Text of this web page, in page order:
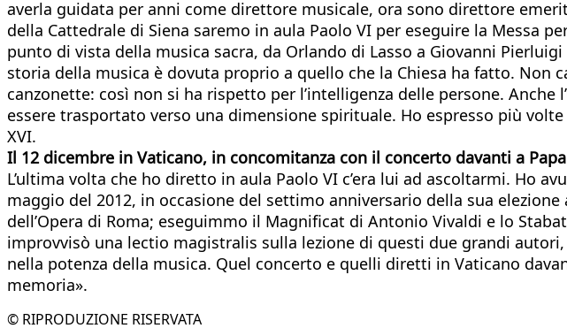
averla guidata per anni come direttore musicale, ora sono direttore
della Cattedrale di Siena saremo in aula Paolo VI per eseguire la Messa
punto di vista della musica sacra, da Orlando di Lasso a Giovanni
storia della musica è dovuta proprio a quello che la Chiesa ha fatto. Non
canzonette: così non si ha rispetto per l’intelligenza delle persone.
essere trasportato verso una dimensione spirituale. Ho espresso più
XVI.
Il 12 dicembre in Vaticano, in concomitanza con il concerto davanti a
L’ultima volta che ho diretto in aula Paolo VI c’era lui ad ascoltarmi. Ho
maggio del 2012, in occasione del settimo anniversario della sua
dell’Opera di Roma; eseguimmo il Magnificat di Antonio Vivaldi e lo
improvvisò una lectio magistralis sulla lezione di questi due grandi
nella potenza della musica. Quel concerto e quelli diretti in Vaticano
memoria».
© RIPRODUZIONE RISERVATA